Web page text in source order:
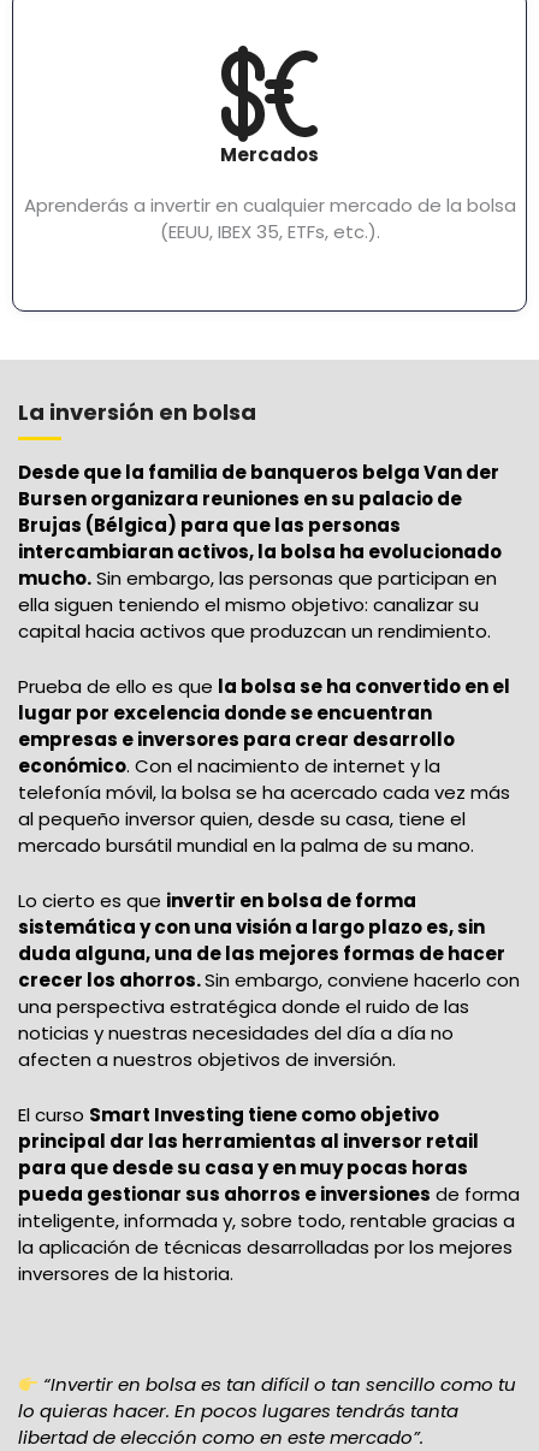
Mercados
Aprenderás a invertir en cualquier mercado de la bolsa
(EEUU, IBEX 35, ETFs, etc.).
La inversión en bolsa
Desde que la familia de banqueros belga Van der
Bursen organizara reuniones en su palacio de
Brujas (Bélgica) para que las personas
intercambiaran activos, la bolsa ha evolucionado
mucho.Sin embargo, las personas que participan en
ella siguen teniendo el mismo objetivo: canalizar su
capital hacia activos que produzcan un rendimiento.
Prueba de ello es que la bolsa se ha convertido en el
lugar por excelencia donde se encuentran
empresas e inversores para crear desarrollo
económico. Con el nacimiento de internet y la
telefonía móvil, la bolsa se ha acercado cada vez más
al pequeño inversor quien, desde su casa, tiene el
mercado bursátil mundial en la palma de su mano.
Lo cierto es que invertir en bolsa de forma
sistemática y con una visión a largo plazo es, sin
duda alguna, una de las mejores formas de hacer
crecer los ahorros.Sin embargo, conviene hacerlo con
una perspectiva estratégica donde el ruido de las
noticias y nuestras necesidades del día a día no
afecten a nuestros objetivos de inversión.
El curso Smart Investing tiene como objetivo
principal dar las herramientas al inversor retail
para que desde su casa y en muy pocas horas
pueda gestionar sus ahorros e inversiones de forma
inteligente, informada y, sobre todo, rentable gracias a
la aplicación de técnicas desarrolladas por los mejores
inversores de la historia.
“Invertir en bolsa es tan difícil o tan sencillo como tu
lo quieras hacer. En pocos lugares tendrás tanta
libertad de elección como en este mercado”.